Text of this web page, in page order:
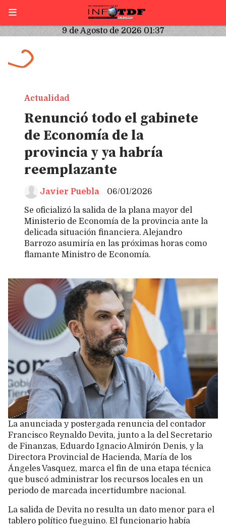
9 de Agosto de 2026 01:37
Renunció todo el gabinete
de Economía de la
provincia y ya habría
reemplazante
Se oficializó la salida de la plana mayor del
Ministerio de Economía de la provincia ante la
delicada situación financiera. Alejandro
Barrozo asumiría en las próximas horas como
flamante Ministro de Economía.
Actualidad
06/01/2026
Javier Puebla
La anunciada y postergada renuncia del contador
Francisco Reynaldo Devita, junto a la del Secretario
de Finanzas, Eduardo Ignacio Almirón Denis, y la
Directora Provincial de Hacienda, María de los
Ángeles Vasquez, marca el fin de una etapa técnica
que buscó administrar los recursos locales en un
periodo de marcada incertidumbre nacional.
La salida de Devita no resulta un dato menor para el
tablero político fueguino. El funcionario había